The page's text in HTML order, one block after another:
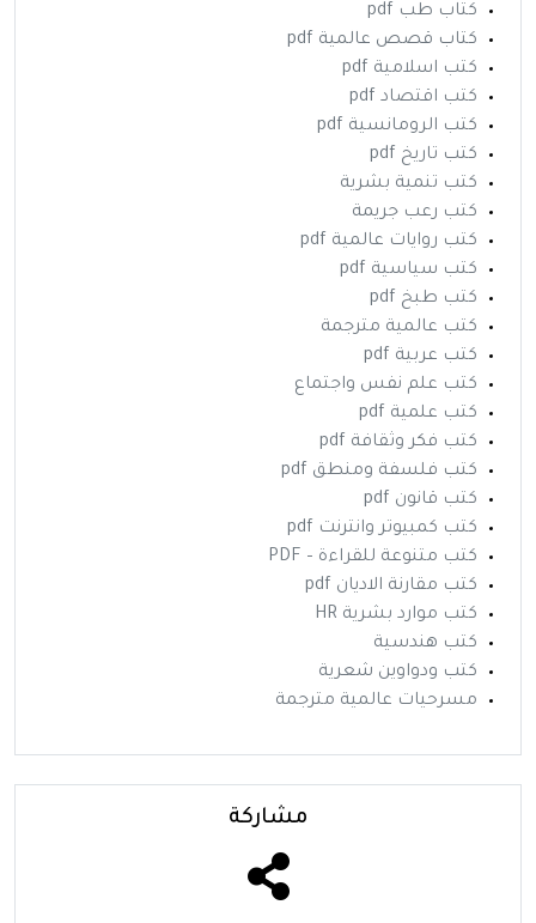
كتاب طب pdf
كتاب قصص عالمية pdf
كتب اسلامية pdf
كتب اقتصاد pdf
كتب الرومانسية pdf
كتب تاريخ pdf
كتب تنمية بشرية
كتب رعب جريمة
كتب روايات عالمية pdf
كتب سياسية pdf
كتب طبخ pdf
كتب عالمية مترجمة
كتب عربية pdf
كتب علم نفس واجتماع
كتب علمية pdf
كتب فكر وثقافة pdf
كتب فلسفة ومنطق pdf
كتب قانون pdf
كتب كمبيوتر وانترنت pdf
كتب متنوعة للقراءة – PDF
كتب مقارنة الاديان pdf
كتب موارد بشرية HR
كتب هندسية
كتب ودواوين شعرية
مسرحيات عالمية مترجمة
مشاركة